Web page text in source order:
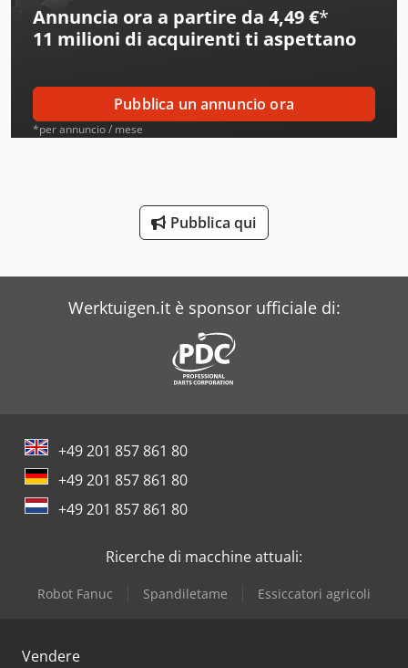
Ams
Aro
Atb
Bianco
Buehler
Dea
Dr. Boy
Annuncia ora a partire da 4,49 €*
11 milioni di acquirenti ti aspettano
Pubblica un annuncio ora
*per annuncio / mese
Pubblica qui
Werktuigen.it è sponsor ufficiale di:
+49 201 857 861 80
+49 201 857 861 80
+49 201 857 861 80
Ricerche di macchine attuali:
Robot Fanuc Spandiletame Essiccatori agricoli
Vendere